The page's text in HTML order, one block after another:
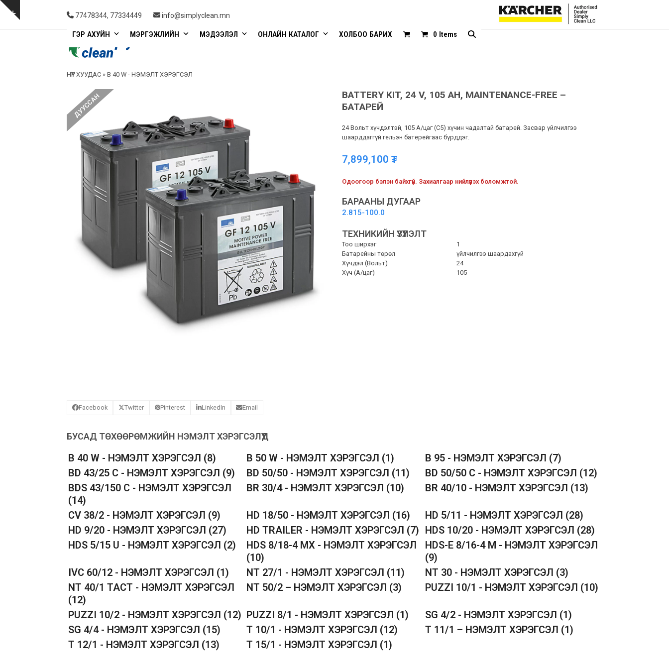
Skip
Show
77478344, 77334449 info@simplyclean.mn
ГЭР АХУЙН МЭРГЭЖЛИЙН МЭДЭЭЛЭЛ ОНЛАЙН КАТАЛОГ ХОЛБОО БАРИХ 0 Items
НҮҮР ХУУДАС »B 40 W - НЭМЭЛТ ХЭРЭГСЭЛ
ДУУССАН
BATTERY KIT, 24 V, 105 AH, MAINTENANCE-FREE –
БАТАРЕЙ
24 Вольт хүчдэлтэй, 105 A/цаг (C5) хүчин чадалтай батарей. Засвар үйлчилгээ
шаарддаггүй гельэн батерейгаас бүрддэг.
7,899,100 ₮
Одоогоор бэлэн байхгүй. Захиалгаар нийлүүлэх боломжтой.
БАРААНЫ ДУГААР
2.815-100.0
ТЕХНИКИЙН ҮЗҮҮЛЭЛТ
Тоо ширхэг
1
Батарейны төрөл
үйлчилгээ шаардахгүй
Хүчдэл (Вольт)
24
Хүч (A/цаг)
105
Facebook Twitter Pinterest LinkedIn Email
БУСАД ТӨХӨӨРӨМЖИЙН НЭМЭЛТ ХЭРЭГСЭЛҮҮД
B 40 W - НЭМЭЛТ ХЭРЭГСЭЛ (8) B 50 W - НЭМЭЛТ ХЭРЭГСЭЛ (1) B 95 - НЭМЭЛТ ХЭРЭГСЭЛ (7)
BD 43/25 C - НЭМЭЛТ ХЭРЭГСЭЛ (9) BD 50/50 - НЭМЭЛТ ХЭРЭГСЭЛ (11) BD 50/50 C - НЭМЭЛТ ХЭРЭГСЭЛ (12)
BDS 43/150 C - НЭМЭЛТ ХЭРЭГСЭЛ
(14)
BR 30/4 - НЭМЭЛТ ХЭРЭГСЭЛ (10) BR 40/10 - НЭМЭЛТ ХЭРЭГСЭЛ (13)
CV 38/2 - НЭМЭЛТ ХЭРЭГСЭЛ (9) HD 18/50 - НЭМЭЛТ ХЭРЭГСЭЛ (16) HD 5/11 - НЭМЭЛТ ХЭРЭГСЭЛ (28)
HD 9/20 - НЭМЭЛТ ХЭРЭГСЭЛ (27) HD TRAILER - НЭМЭЛТ ХЭРЭГСЭЛ (7) HDS 10/20 - НЭМЭЛТ ХЭРЭГСЭЛ (28)
HDS 5/15 U - НЭМЭЛТ ХЭРЭГСЭЛ (2)
HDS 8/18-4 MX - НЭМЭЛТ ХЭРЭГСЭЛ
(10)
HDS-E 8/16-4 M - НЭМЭЛТ ХЭРЭГСЭЛ
(9)
IVC 60/12 - НЭМЭЛТ ХЭРЭГСЭЛ (1) NT 27/1 - НЭМЭЛТ ХЭРЭГСЭЛ (11) NT 30 - НЭМЭЛТ ХЭРЭГСЭЛ (3)
NT 40/1 TACT - НЭМЭЛТ ХЭРЭГСЭЛ
(12)
NT 50/2 – НЭМЭЛТ ХЭРЭГСЭЛ (3) PUZZI 10/1 - НЭМЭЛТ ХЭРЭГСЭЛ (10)
PUZZI 10/2 - НЭМЭЛТ ХЭРЭГСЭЛ (12) PUZZI 8/1 - НЭМЭЛТ ХЭРЭГСЭЛ (1) SG 4/2 - НЭМЭЛТ ХЭРЭГСЭЛ (1)
SG 4/4 - НЭМЭЛТ ХЭРЭГСЭЛ (15) T 10/1 - НЭМЭЛТ ХЭРЭГСЭЛ (12) T 11/1 – НЭМЭЛТ ХЭРЭГСЭЛ (1)
T 12/1 - НЭМЭЛТ ХЭРЭГСЭЛ (13) T 15/1 - НЭМЭЛТ ХЭРЭГСЭЛ (1)